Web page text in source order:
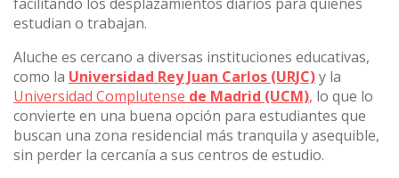
estudian o trabajan.
Aluche es cercano a diversas instituciones educativas,
como la Universidad Rey Juan Carlos (URJC)y la
Universidad Complutense de Madrid (UCM), lo que lo
convierte en una buena opción para estudiantes que
buscan una zona residencial más tranquila y asequible,
sin perder la cercanía a sus centros de estudio.